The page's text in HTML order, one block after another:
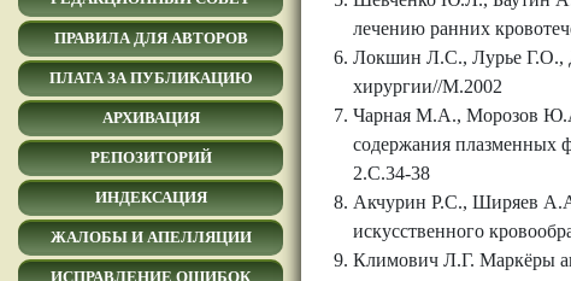
ПРАВИЛА ДЛЯ АВТОРОВ
ПЛАТА ЗА ПУБЛИКАЦИЮ
АРХИВАЦИЯ
РЕПОЗИТОРИЙ
ИНДЕКСАЦИЯ
ЖАЛОБЫ И АПЕЛЛЯЦИИ
ИСПРАВЛЕНИЕ ОШИБОК
лечению ранних
Локшин Л.С., Лурье Г.О.,
хирургии//М.2002
Чарная М.А., Морозов
содержания плазменных
2.С.34-38
Акчурин Р.С., Ширяев
искусственного
Климович Л.Г. Маркёры